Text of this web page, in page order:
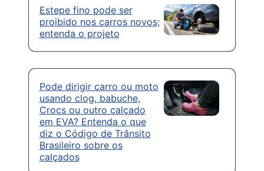
Estepe fino pode ser
proibido nos carros novos;
entenda o projeto
Pode dirigir carro ou moto
usando clog, babuche,
Crocs ou outro calçado
em EVA? Entenda o que
diz o Código de Trânsito
Brasileiro sobre os
calçados